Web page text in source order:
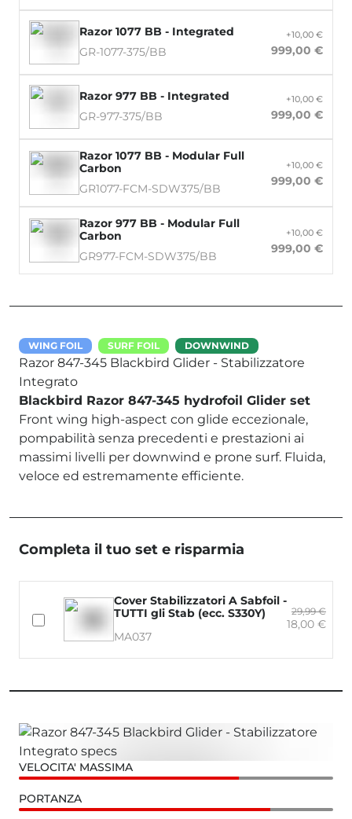
Razor 1077 BB - Integrated
GR-1077-375/BB
+10,00 €
999,00 €
Razor 977 BB - Integrated
GR-977-375/BB
+10,00 €
999,00 €
Razor 1077 BB - Modular Full
Carbon
GR1077-FCM-SDW375/BB
+10,00 €
999,00 €
Razor 977 BB - Modular Full
Carbon
GR977-FCM-SDW375/BB
+10,00 €
999,00 €
WING FOIL SURF FOIL DOWNWIND
Razor 847-345 Blackbird Glider - Stabilizzatore
Integrato
Blackbird Razor 847-345 hydrofoil Glider set
Front wing high-aspect con glide eccezionale,
pompabilità senza precedenti e prestazioni ai
massimi livelli per downwind e prone surf. Fluida,
veloce ed estremamente efficiente.
Completa il tuo set e risparmia
Cover Stabilizzatori A Sabfoil -
TUTTI gli Stab (ecc. S330Y)
MA037
29,99 €
18,00 €
VELOCITA' MASSIMA
PORTANZA